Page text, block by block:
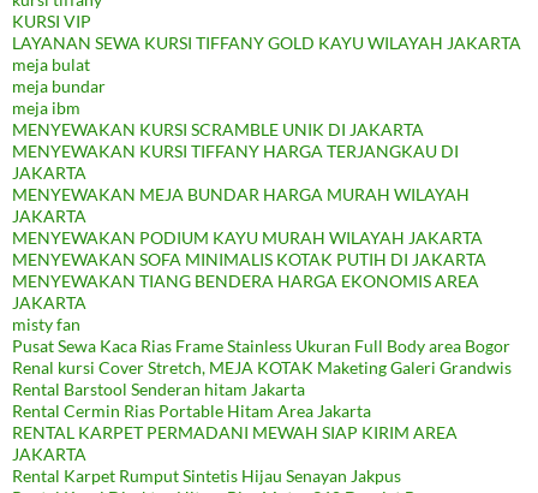
KURSI VIP
LAYANAN SEWA KURSI TIFFANY GOLD KAYU WILAYAH JAKARTA
meja bulat
meja bundar
meja ibm
MENYEWAKAN KURSI SCRAMBLE UNIK DI JAKARTA
MENYEWAKAN KURSI TIFFANY HARGA TERJANGKAU DI
JAKARTA
MENYEWAKAN MEJA BUNDAR HARGA MURAH WILAYAH
JAKARTA
MENYEWAKAN PODIUM KAYU MURAH WILAYAH JAKARTA
MENYEWAKAN SOFA MINIMALIS KOTAK PUTIH DI JAKARTA
MENYEWAKAN TIANG BENDERA HARGA EKONOMIS AREA
JAKARTA
misty fan
Pusat Sewa Kaca Rias Frame Stainless Ukuran Full Body area Bogor
Renal kursi Cover Stretch, MEJA KOTAK Maketing Galeri Grandwis
Rental Barstool Senderan hitam Jakarta
Rental Cermin Rias Portable Hitam Area Jakarta
RENTAL KARPET PERMADANI MEWAH SIAP KIRIM AREA
JAKARTA
Rental Karpet Rumput Sintetis Hijau Senayan Jakpus